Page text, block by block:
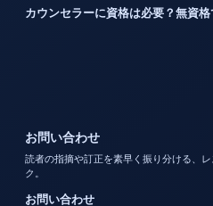
カウンセラーに資格は必要？無資
お問い合わせ
読者の指摘や訂正を素早く振り分ける、
ク。
お問い合わせ